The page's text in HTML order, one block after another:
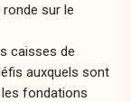
ronde sur le
caisses de
auxquels sont
fondations